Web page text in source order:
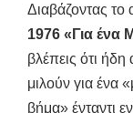
Διαβάζοντας το
1976 «Για ένα
βλέπεις ότι ήδη
μιλούν για ένα
βήμα» ένταντι